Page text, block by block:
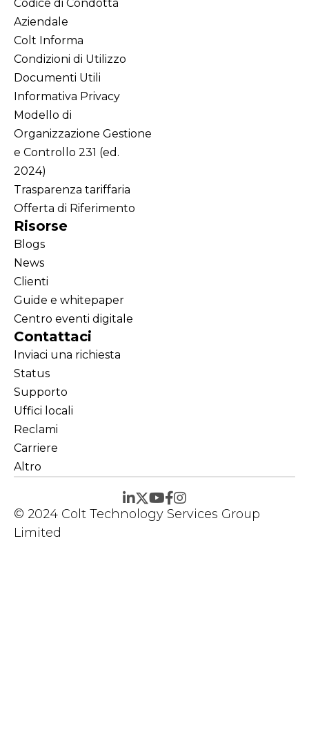
Codice di Condotta
Aziendale
Colt Informa
Condizioni di Utilizzo
Documenti Utili
Informativa Privacy
Modello di
Organizzazione Gestione
e Controllo 231 (ed.
2024)
Trasparenza tariffaria
Offerta di Riferimento
Risorse
Blogs
News
Clienti
Guide e whitepaper
Centro eventi digitale
Contattaci
Inviaci una richiesta
Status
Supporto
Uffici locali
Reclami
Carriere
Altro
© 2024 Colt Technology Services Group
Limited